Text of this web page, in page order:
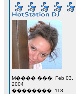
M���� ���: Feb 03,
2004
��������: 118